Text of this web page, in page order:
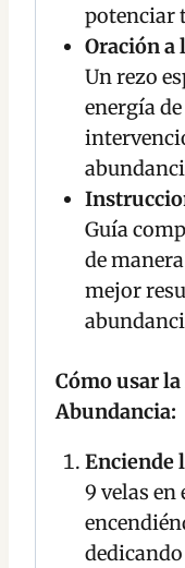
potenciar
Oración a
Un rezo
energía
Guía
de
mejor
Cómo usar
Abundancia:
Enciende
9 velas